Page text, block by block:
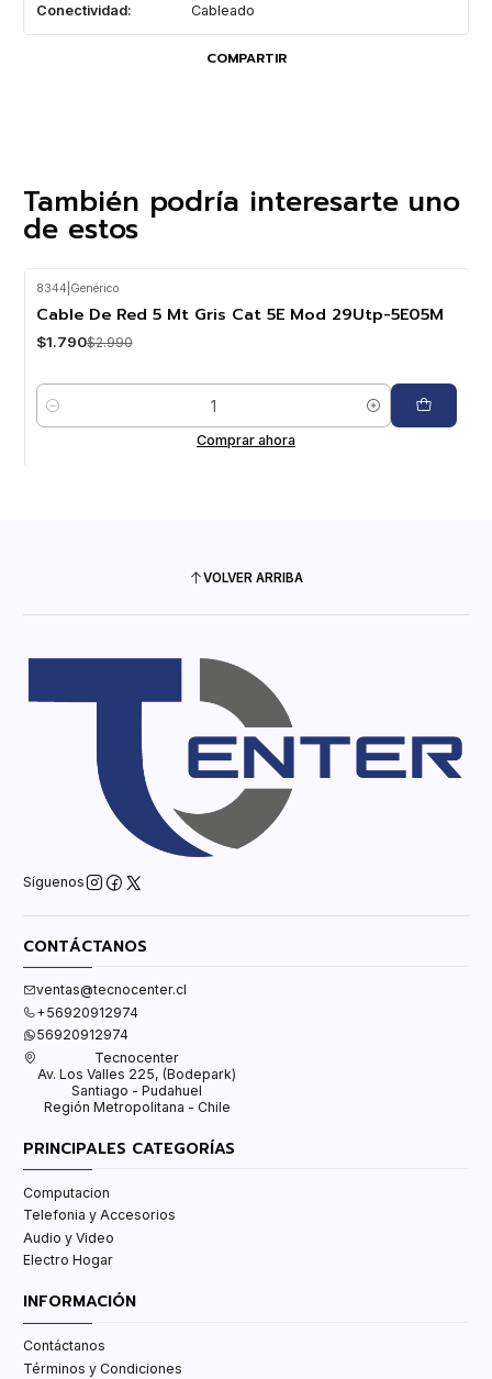
Conectividad: Cableado
COMPARTIR
También podría interesarte uno
de estos
-40%OFF
8344 Genérico
Cable De Red 5 Mt Gris Cat 5E Mod 29Utp-5E05M
$1.790$2.990
Cantidad
Comprar ahora
VOLVER ARRIBA
Síguenos
CONTÁCTANOS
ventas@tecnocenter.cl
+56920912974
56920912974
Tecnocenter
Av. Los Valles 225, (Bodepark)
Santiago - Pudahuel
Región Metropolitana - Chile
PRINCIPALES CATEGORÍAS
Computacion
Telefonia y Accesorios
Audio y Video
Electro Hogar
INFORMACIÓN
Contáctanos
Términos y Condiciones